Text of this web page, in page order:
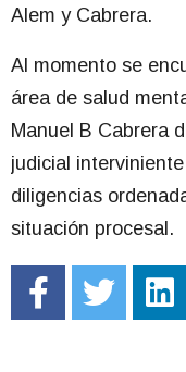
Alem y Cabrera.
Al momento se
área de salud
Manuel B Cabrera
judicial
diligencias
situación